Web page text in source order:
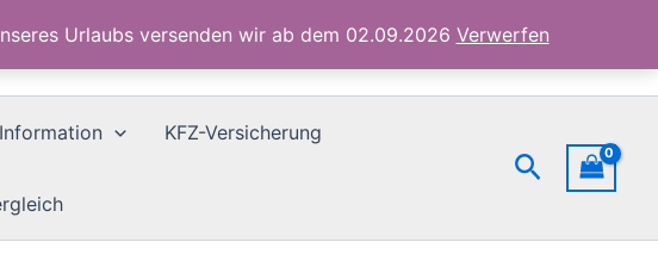
Urlaubs versenden wir ab dem 02.09.2026 Verwerfen
Information KFZ-Versicherung
Suchen
Fortwo
50PS
55PS
1998-
Menge